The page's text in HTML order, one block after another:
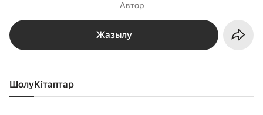
Автор
Жазылу
Шолу кітаптар